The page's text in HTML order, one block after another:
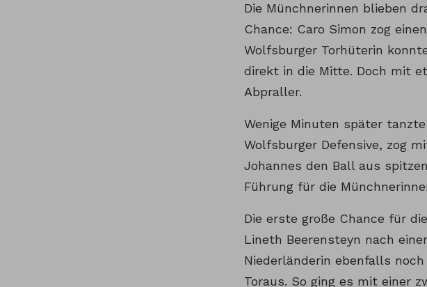
Die Münchnerinnen blieben
Chance: Caro Simon zog
Wolfsburger Torhüterin
direkt in die Mitte. Doch mit
Abpraller.
Wenige Minuten später
Wolfsburger Defensive, zog
Johannes den Ball aus
Führung für die
Die erste große Chance für
Lineth Beerensteyn nach
Niederländerin ebenfalls
Toraus. So ging es mit einer